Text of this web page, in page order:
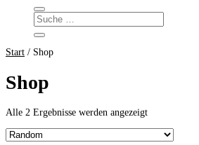
Start / Shop
Shop
Alle 2 Ergebnisse werden angezeigt